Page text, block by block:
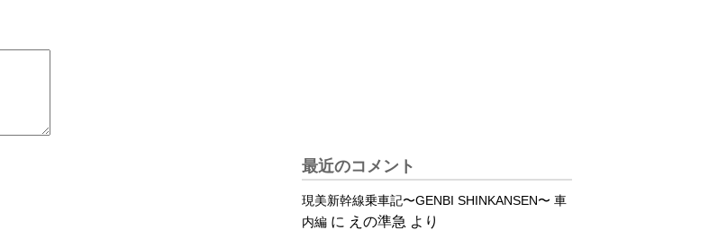
最近のコメント
現美新幹線乗車記〜GENBI SHINKANSEN〜 車
内編 に えの準急 より